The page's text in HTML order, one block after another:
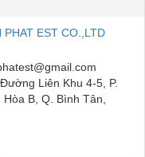
PHAT EST CO.,LTD
Liên Khu 4-5, P.
B, Q. Bình Tân,